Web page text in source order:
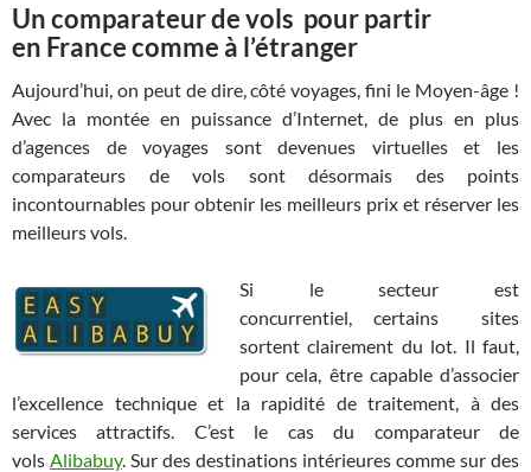
Un comparateur de vols pour partir
en France comme à l’étranger
Aujourd’hui, on peut de dire, côté voyages, fini le Moyen-âge !
Avec la montée en puissance d’Internet, de plus en plus
d’agences de voyages sont devenues virtuelles et les
comparateurs de vols sont désormais des points
incontournables pour obtenir les meilleurs prix et réserver les
meilleurs vols.
Si le secteur est
concurrentiel, certains sites
sortent clairement du lot. Il faut,
pour cela, être capable d’associer
l’excellence technique et la rapidité de traitement, à des
services attractifs. C’est le cas du comparateur de
vols Alibabuy. Sur des destinations intérieures comme sur des